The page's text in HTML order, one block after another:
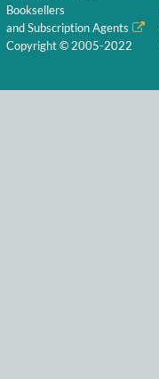
Booksellers
and Subscription Agents
Copyright © 2005-2022